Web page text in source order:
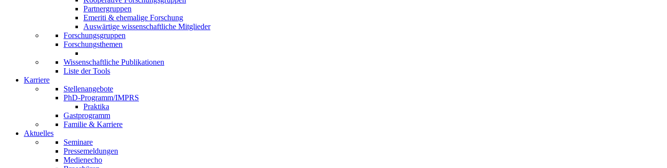
Partnergruppen
Emeriti & ehemalige Forschung
Auswärtige wissenschaftliche Mitglieder
Forschungsgruppen
Forschungsthemen
Wissenschaftliche Publikationen
Liste der Tools
Karriere
Stellenangebote
PhD-Programm/IMPRS
Praktika
Gastprogramm
Familie & Karriere
Aktuelles
Seminare
Pressemeldungen
Medienecho